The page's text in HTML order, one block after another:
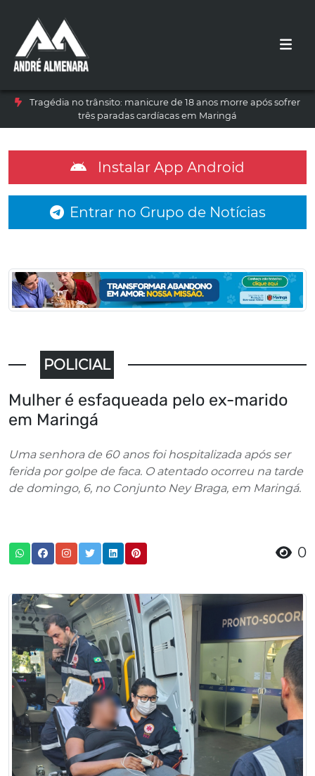
Tragédia no trânsito: manicure de 18 anos morre após sofrer
três paradas cardíacas em Maringá
Instalar App Android
Entrar no Grupo de Notícias
POLICIAL
Mulher é esfaqueada pelo ex-marido
em Maringá
Uma senhora de 60 anos foi hospitalizada após ser
ferida por golpe de faca. O atentado ocorreu na tarde
de domingo, 6, no Conjunto Ney Braga, em Maringá.
0